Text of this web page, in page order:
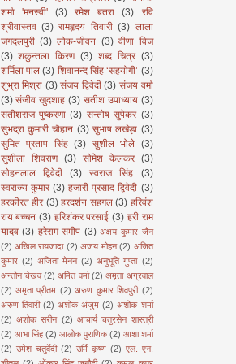
शर्मा 'मनस्वी'
(3) रमेश बतरा (3)
रवि
श्रीवास्तव (3) रामहृदय तिवारी (3) लाला
जगदलपुरी (3) लोक-जीवन (3) वीणा विज
(3) शकुन्तला किरण (3) शब्द चित्र (3)
शर्मिला पाल (3) शिवानन्द सिंह ‘सहयोगी’ (3)
शुभ्रा मिश्रा (3) संजय द्विवेदी (3) संजय वर्मा
(3) संजीव खुदशाह (3) सतीश उपाध्याय (3)
सतीशराज पुष्करणा (3) सन्तोष सुपेकर (3)
सुभद्रा कुमारी चौहान (3) सुभाष लखेड़ा (3)
सुमित प्रताप सिंह (3) सुशील भोले (3)
सुशीला शिवराण
(3) सोमेश केलकर
(3)
सोहनलाल द्विवेदी
(3) स्वराज सिंह
(3)
स्वराज्य कुमार (3) हजारी प्रसाद द्विवेदी (3)
हरकीरत हीर (3) हरदर्शन सहगल (3) हरिवंश
राय बच्चन (3) हरिशंकर परसाई (3) हरी राम
यादव (3) हरेराम समीप (3) अक्षय कुमार जैन
(2) अखिल रायजादा (2) अजय मोहन (2) अजित
कुमार (2) अजिता मेनन (2) अनुभूति गुप्ता (2)
अन्तोन चेखव (2) अमित वर्मा (2) अमृता अग्रवाल
(2) अमृता प्रीतम (2) अरुण कुमार शिवपुरी (2)
अरुण तिवारी (2) अशोक अंजुम (2) अशोक शर्मा
(2) अशोक सरीन (2) आचार्य चतुरसेन शास्त्री
(2) आभा सिंह (2) आलोक पुराणिक (2) आशा शर्मा
(2) उमेश चतुर्वेदी (2) उर्मि कृष्ण (2) एल. एन.